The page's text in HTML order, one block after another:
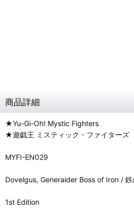
商品詳細
★Yu-Gi-Oh! Mystic Fighters
★遊戯王 ミスティック・ファイターズ
MYFI-EN029
Dovelgus, Generaider Boss of Iron /
1st Edition